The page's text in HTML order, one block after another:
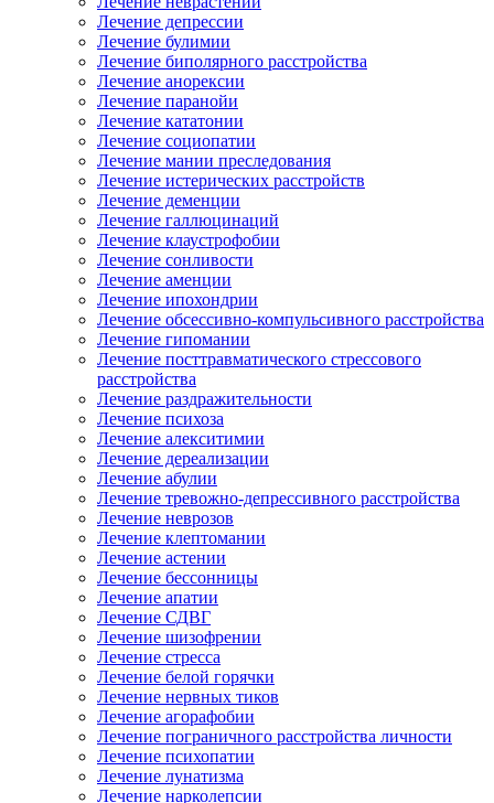
Лечение депрессии
Лечение булимии
Лечение биполярного расстройства
Лечение анорексии
Лечение паранойи
Лечение кататонии
Лечение социопатии
Лечение мании преследования
Лечение истерических расстройств
Лечение деменции
Лечение галлюцинаций
Лечение клаустрофобии
Лечение сонливости
Лечение аменции
Лечение ипохондрии
Лечение обсессивно-компульсивного расстройства
Лечение гипомании
Лечение посттравматического стрессового
расстройства
Лечение раздражительности
Лечение психоза
Лечение алекситимии
Лечение дереализации
Лечение абулии
Лечение тревожно-депрессивного расстройства
Лечение неврозов
Лечение клептомании
Лечение астении
Лечение бессонницы
Лечение апатии
Лечение СДВГ
Лечение шизофрении
Лечение стресса
Лечение белой горячки
Лечение нервных тиков
Лечение агорафобии
Лечение пограничного расстройства личности
Лечение психопатии
Лечение лунатизма
Лечение нарколепсии